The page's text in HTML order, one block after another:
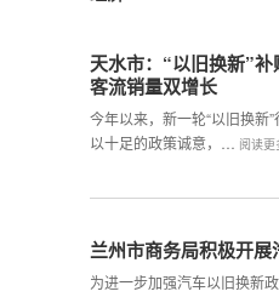
天水市：“以旧换新”
客流销量双增长
今年以来，新一轮“以旧换新
以十足的政策诚意，…
阅读更
兰州市商务局积极开
为进一步加强汽车以旧换新